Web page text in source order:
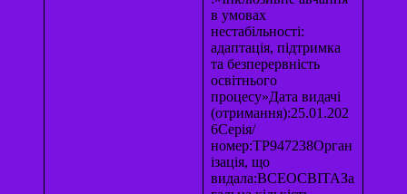
в умовах
нестабільності:
адаптація, підтримка
та безперервність
освітнього
процесу»Дата видачі
(отримання):25.01.202
6Серія/
номер:ТР947238Орган
ізація, що
видала:ВСЕОСВІТАЗа